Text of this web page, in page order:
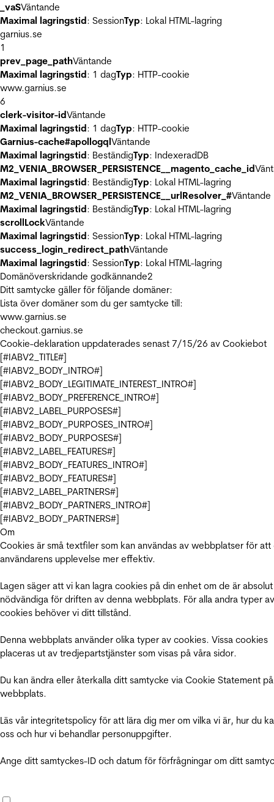
_vaSVäntande
Maximal lagringstid: SessionTyp: Lokal HTML-lagring
garnius.se
1
prev_page_pathVäntande
Maximal lagringstid: 1 dagTyp: HTTP-cookie
www.garnius.se
6
clerk-visitor-idVäntande
Maximal lagringstid: 1 dagTyp: HTTP-cookie
Garnius-cache#apollogqlVäntande
Maximal lagringstid: BeständigTyp: IndexeradDB
M2_VENIA_BROWSER_PERSISTENCE__magento_cache_id
Maximal lagringstid: BeständigTyp: Lokal HTML-lagring
M2_VENIA_BROWSER_PERSISTENCE__urlResolver_#Väntande
Maximal lagringstid: BeständigTyp: Lokal HTML-lagring
scrollLockVäntande
Maximal lagringstid: SessionTyp: Lokal HTML-lagring
success_login_redirect_pathVäntande
Maximal lagringstid: SessionTyp: Lokal HTML-lagring
Domänöverskridande godkännande2
Ditt samtycke gäller för följande domäner:
Lista över domäner som du ger samtycke till:
www.garnius.se
checkout.garnius.se
Cookie-deklaration uppdaterades senast 7/15/26 av Cookiebot
[#IABV2_TITLE#]
[#IABV2_BODY_INTRO#]
[#IABV2_BODY_LEGITIMATE_INTEREST_INTRO#]
[#IABV2_BODY_PREFERENCE_INTRO#]
[#IABV2_LABEL_PURPOSES#]
[#IABV2_BODY_PURPOSES_INTRO#]
[#IABV2_BODY_PURPOSES#]
[#IABV2_LABEL_FEATURES#]
[#IABV2_BODY_FEATURES_INTRO#]
[#IABV2_BODY_FEATURES#]
[#IABV2_LABEL_PARTNERS#]
[#IABV2_BODY_PARTNERS_INTRO#]
[#IABV2_BODY_PARTNERS#]
Om
Cookies är små textfiler som kan användas av webbplatser för att
användarens upplevelse mer effektiv.
Lagen säger att vi kan lagra cookies på din enhet om de är absolut
nödvändiga för driften av denna webbplats. För alla andra typer av
cookies behöver vi ditt tillstånd.
Denna webbplats använder olika typer av cookies. Vissa cookies
placeras ut av tredjepartstjänster som visas på våra sidor.
Du kan ändra eller återkalla ditt samtycke via Cookie Statement
webbplats.
Läs vår integritetspolicy för att lära dig mer om vilka vi är, hur du
oss och hur vi behandlar personuppgifter.
Ange ditt samtyckes-ID och datum för förfrågningar om ditt